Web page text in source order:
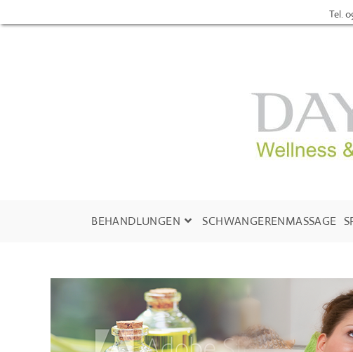
Inhalt
Tel.
BEHANDLUNGEN SCHWANGERENMASSAGE